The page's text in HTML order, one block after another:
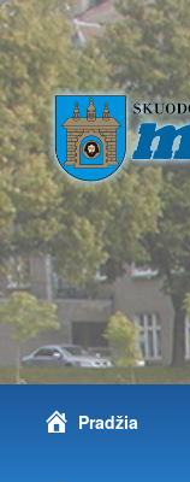
Pradžia